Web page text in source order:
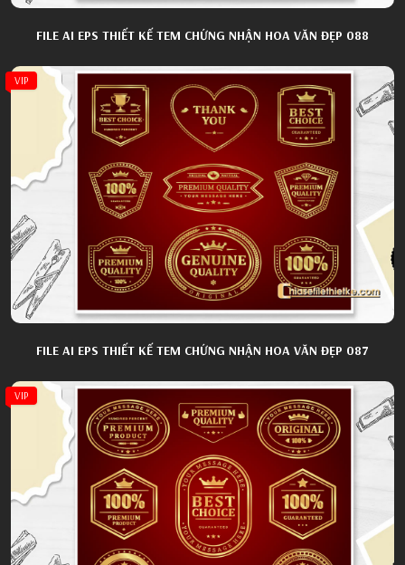
FILE AI EPS THIẾT KẾ TEM CHỨNG NHẬN HOA VĂN ĐẸP 088
VIP
FILE AI EPS THIẾT KẾ TEM CHỨNG NHẬN HOA VĂN ĐẸP 087
VIP